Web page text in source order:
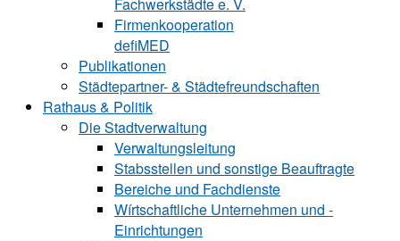
Firmenkooperation
defiMED
Publikationen
Städtepartner- & Städtefreundschaften
Rathaus & Politik
Die Stadtverwaltung
Verwaltungsleitung
Stabsstellen und ­sonstige Beauftragte
Bereiche und ­Fachdienste
Wírtschaftliche ­Unternehmen und ­
Einrichtungen